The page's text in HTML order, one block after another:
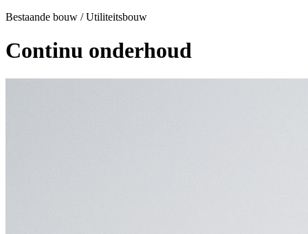
Bestaande bouw / Utiliteitsbouw
Continu onderhoud